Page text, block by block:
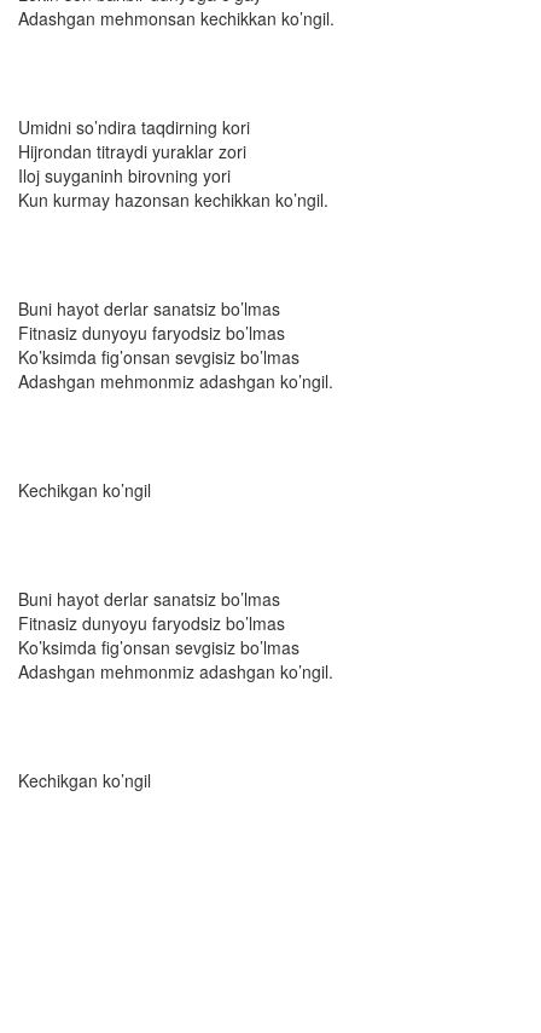
Adashgan mehmonsan kechikkan ko’ngil.
Umidni so’ndira taqdirning kori
Hijrondan titraydi yuraklar zori
Iloj suyganinh birovning yori
Kun kurmay hazonsan kechikkan ko’ngil.
Buni hayot derlar sanatsiz bo’lmas
Fitnasiz dunyoyu faryodsiz bo’lmas
Ko’ksimda fig’onsan sevgisiz bo’lmas
Adashgan mehmonmiz adashgan ko’ngil.
Kechikgan ko’ngil
Buni hayot derlar sanatsiz bo’lmas
Fitnasiz dunyoyu faryodsiz bo’lmas
Ko’ksimda fig’onsan sevgisiz bo’lmas
Adashgan mehmonmiz adashgan ko’ngil.
Kechikgan ko’ngil